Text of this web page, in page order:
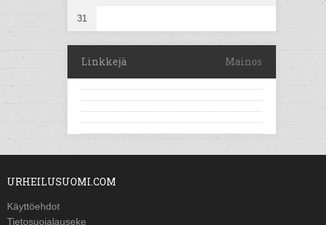
31
Linkkejä Mainos
URHEILUSUOMI.COM
Käyttöehdot
Tietosuojalauseke